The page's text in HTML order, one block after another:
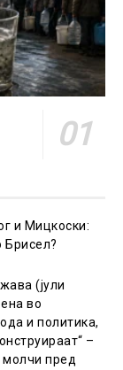
и Мицкоски:
Брисел?
(јули
во
и политика,
–
молчи пред